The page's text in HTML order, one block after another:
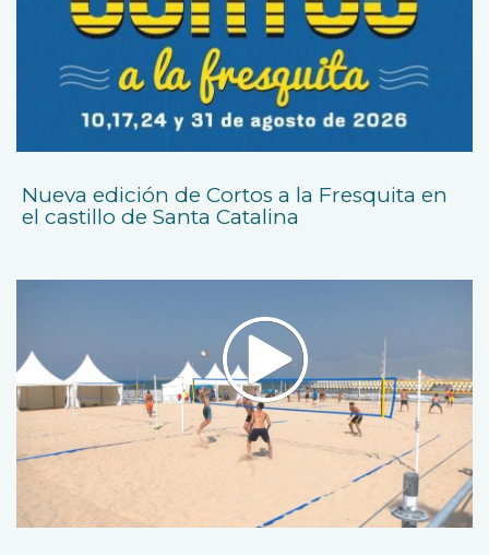
Nueva edición de Cortos a la Fresquita en
el castillo de Santa Catalina